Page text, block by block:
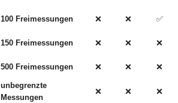
100 Freimessungen ❌ ❌ ✅
150 Freimessungen ❌ ❌ ❌
500 Freimessungen ❌ ❌ ❌
unbegrenzte
Messungen
❌ ❌ ❌